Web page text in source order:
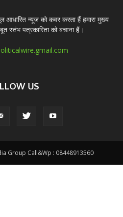
आधारित न्यूज को कवर करता हैं हमारा मुख्य
पत्रकारिता को बचाना हैं।
US
Group Call&Wp : 08448913560